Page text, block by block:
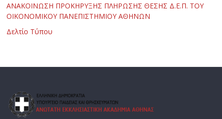
ΑΝΑΚΟΙΝΩΣΗ ΠΡΟΚΗΡΥΞΗΣ ΠΛΗΡΩΣΗΣ ΘΕΣΗΣ Δ.Ε.Π. ΤΟΥ
ΟΙΚΟΝΟΜΙΚΟΥ ΠΑΝΕΠΙΣΤΗΜΙΟΥ ΑΘΗΝΩΝ
Δελτίο Τύπου